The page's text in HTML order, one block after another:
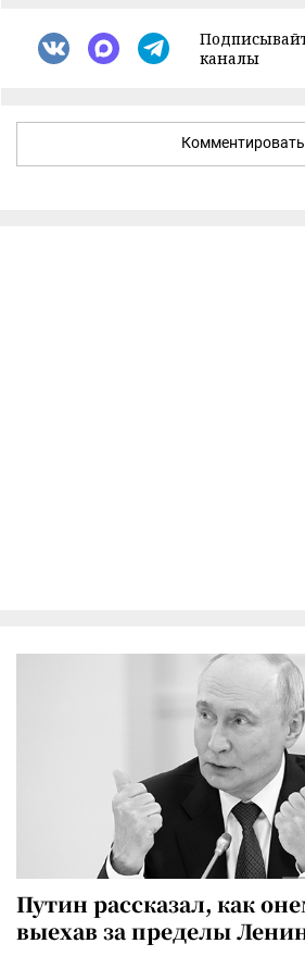
каналы
Комментировать
Путин рассказал, как
выехав за пределы